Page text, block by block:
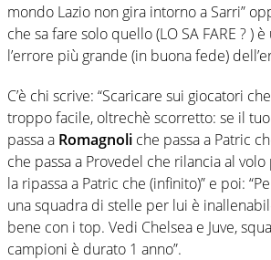
mondo Lazio non gira intorno a Sarri”
che sa fare solo quello (LO SA FARE ? )
l’errore più grande (in buona fede)
C’è chi scrive: “Scaricare sui giocatori
troppo facile, oltrechè scorretto: se il
passa a Romagnoli che passa a Patric
che passa a Provedel che rilancia al
la ripassa a Patric che (infinito)” e poi:
una squadra di stelle per lui è
bene con i top. Vedi Chelsea e Juve,
campioni è durato 1 anno”.